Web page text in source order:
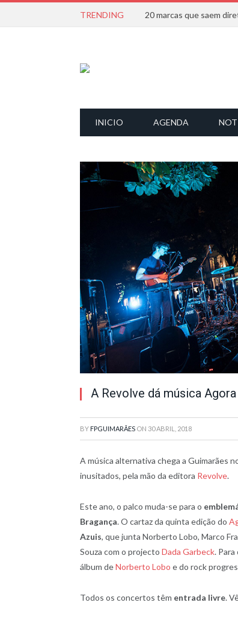
TRENDING
INICIO AGENDA
A Revolve dá música
BY FPGUIMARÃES ON 30 ABRIL, 2018
A música alternativa chega a Guimarães
inusitados, pela mão da editora Revolve.
Este ano, o palco muda-se para o
Bragança. O cartaz da quinta edição do
Azuis, que junta Norberto Lobo, Marco
Souza com o projecto Dada Garbeck.
álbum deNorberto Lobo e do rock
Todos os concertos têm entrada livre.